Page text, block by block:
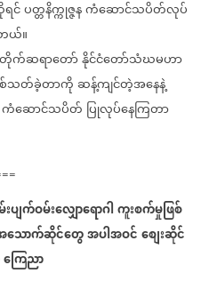
င်ပတ္တနိက္ကုဇ္ဇနကံဆောင်သပိတ်လုပ်
ယ်။
းတိုက်ဆရာတော်နိုင်ငံတော်သံဃမဟာ
သတ်ခဲ့တာကိုဆန့်ကျင်တဲ့အနေနဲ့
ကံဆောင်သပိတ် ပြုလုပ်နေကြတာ
ပျက်ဝမ်းလျှောရောဂါကူးစက်မှုဖြစ်
သောက်ဆိုင်တွေအပါအဝင်စျေးဆိုင်
ကြေညာ